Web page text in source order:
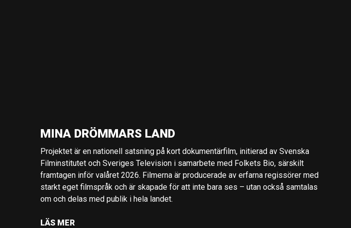
MINA DRÖMMARS LAND
Projektet är en nationell satsning på kort dokumentärfilm, initierad av Svenska
Filminstitutet och Sveriges Television i samarbete med Folkets Bio, särskilt
framtagen inför valåret 2026. Filmerna är producerade av erfarna regissörer med
starkt eget filmspråk och är skapade för att inte bara ses – utan också samtalas
om och delas med publik i hela landet.
LÄS MER